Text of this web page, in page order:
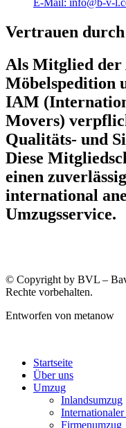
E-Mail: info@b-v-
Vertrauen
Als Mitglied der
Möbelspedition
IAM
Movers)
Qualitäts- und
Diese
einen
international
Umzugsservice.
© Copyright by BVL –
Rechte vorbehalten.
Entworfen von metanow
Startseite
Über uns
Umzug
Inlandsumzug
Firmenumzug